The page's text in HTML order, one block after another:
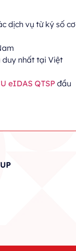
dịch vụ từ ký số cơ
duy nhất tại Việt
eIDAS QTSP đầu